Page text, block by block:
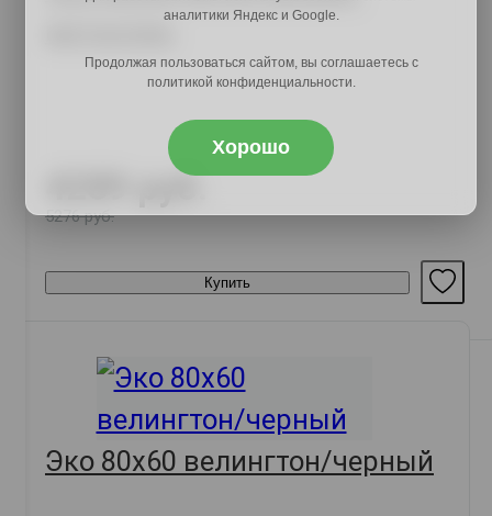
металлик
4289 руб.
5276 руб.
Купить
Эко 80х60 велингтон/черный
аналитики Яндекс и Google.
Продолжая пользоваться сайтом, вы соглашаетесь с
политикой конфиденциальности.
Хорошо